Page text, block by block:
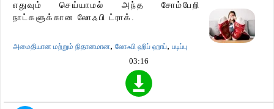
எதுவும் செய்யாமல் அந்த சோம்பேறி
நாட்களுக்கான லோஃபி ட்ராக்.
அமைதியான மற்றும் நிதானமான, லோஃபி ஹிப் ஹாப், படிப்பு
03:16